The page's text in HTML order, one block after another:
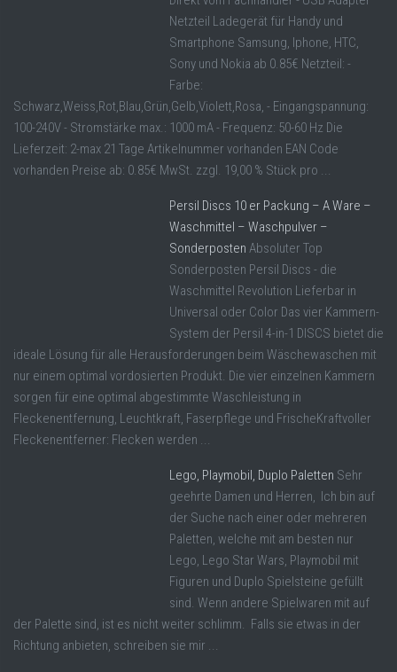
Netzteil Ladegerät für Handy und
Smartphone Samsung, Iphone, HTC,
Sony und Nokia ab 0.85€ Netzteil: -
Farbe:
Schwarz,Weiss,Rot,Blau,Grün,Gelb,Violett,Rosa, - Eingangspannung:
100-240V - Stromstärke max.: 1000 mA - Frequenz: 50-60 Hz Die
Lieferzeit: 2-max 21 Tage Artikelnummer vorhanden EAN Code
vorhanden Preise ab: 0.85€ MwSt. zzgl. 19,00 % Stück pro ...
Persil Discs 10 er Packung – A Ware –
Waschmittel – Waschpulver –
Sonderposten Absoluter Top
Sonderposten Persil Discs - die
Waschmittel Revolution Lieferbar in
Universal oder Color Das vier Kammern-
System der Persil 4-in-1 DISCS bietet die
ideale Lösung für alle Herausforderungen beim Wäschewaschen mit
nur einem optimal vordosierten Produkt. Die vier einzelnen Kammern
sorgen für eine optimal abgestimmte Waschleistung in
Fleckenentfernung, Leuchtkraft, Faserpflege und FrischeKraftvoller
Fleckenentferner: Flecken werden ...
Lego, Playmobil, Duplo Paletten Sehr
geehrte Damen und Herren, Ich bin auf
der Suche nach einer oder mehreren
Paletten, welche mit am besten nur
Lego, Lego Star Wars, Playmobil mit
Figuren und Duplo Spielsteine gefüllt
sind. Wenn andere Spielwaren mit auf
der Palette sind, ist es nicht weiter schlimm. Falls sie etwas in der
Richtung anbieten, schreiben sie mir ...